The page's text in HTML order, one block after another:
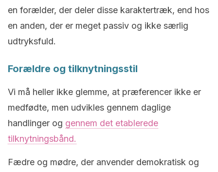
en forælder, der deler disse karaktertræk, end hos
en anden, der er meget passiv og ikke særlig
udtryksfuld.
Forældre og tilknytningsstil
Vi må heller ikke glemme, at præferencer ikke er
medfødte, men udvikles gennem daglige
handlinger og gennem det etablerede
tilknytningsbånd.
Fædre og mødre, der anvender demokratisk og